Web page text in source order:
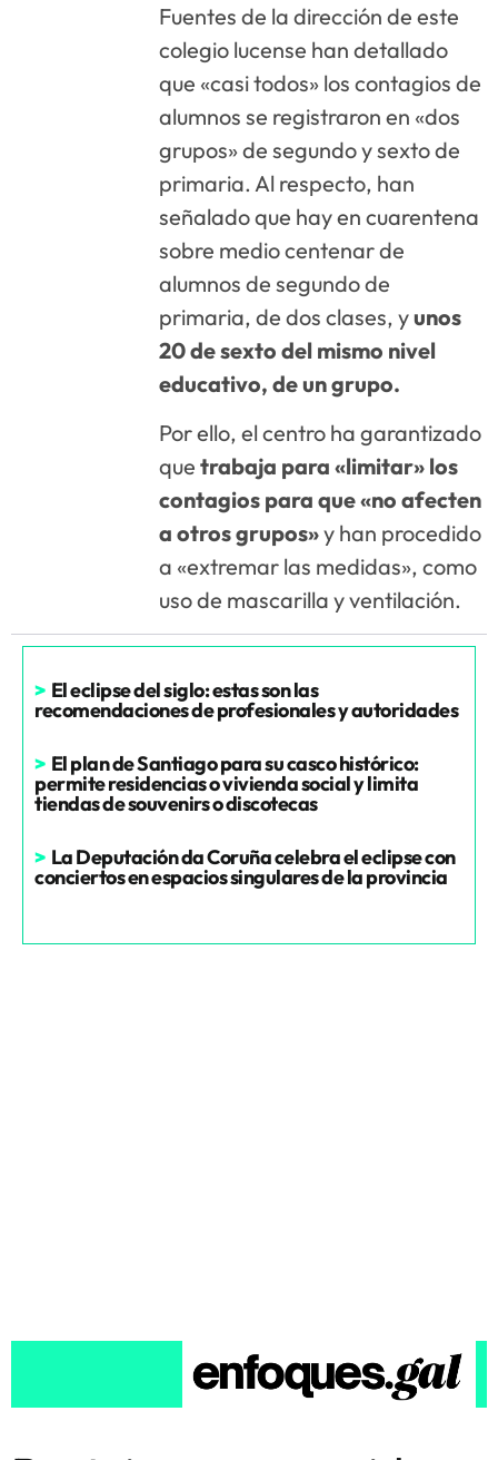
Fuentes de la dirección de este
colegio lucense han detallado
que «casi todos» los contagios de
alumnos se registraron en «dos
grupos» de segundo y sexto de
primaria. Al respecto, han
señalado que hay en cuarentena
sobre medio centenar de
alumnos de segundo de
primaria, de dos clases, yunos
20 de sexto del mismo nivel
educativo, de un grupo.
Por ello, el centro ha garantizado
quetrabaja para «limitar» los
contagios para que «no afecten
a otros grupos»y han procedido
a «extremar las medidas», como
uso de mascarilla y ventilación.
> El eclipse del siglo: estas son las
recomendaciones de profesionales y autoridades
> El plan de Santiago para su casco histórico:
permite residencias o vivienda social y limita
tiendas de souvenirs o discotecas
> La Deputación da Coruña celebra el eclipse con
conciertos en espacios singulares de la provincia